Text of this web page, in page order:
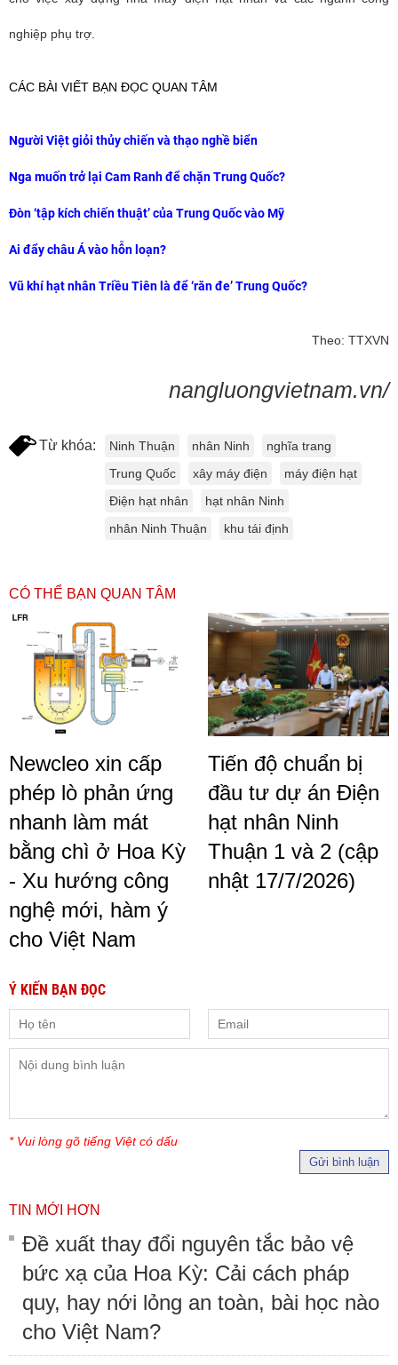
nghiệp phụ trợ.
CÁC BÀI VIẾT BẠN ĐỌC QUAN TÂM
Người Việt giỏi thủy chiến và thạo nghề biển
Nga muốn trở lại Cam Ranh để chặn Trung Quốc?
Đòn ‘tập kích chiến thuật’ của Trung Quốc vào Mỹ
Ai đẩy châu Á vào hỗn loạn?
Vũ khí hạt nhân Triều Tiên là để ‘răn đe’ Trung Quốc?
Theo: TTXVN
nangluongvietnam.vn/
Từ khóa: Ninh Thuận nhân Ninh
nghĩa trang
Trung Quốc
xây máy điện
máy điện hạt
Điện hạt nhân
hạt nhân Ninh
nhân Ninh Thuận
khu tái định
CÓ THỂ BẠN QUAN TÂM
Newcleo xin cấp
phép lò phản ứng
nhanh làm mát
bằng chì ở Hoa Kỳ
- Xu hướng công
nghệ mới, hàm ý
cho Việt Nam
Tiến độ chuẩn bị
đầu tư dự án Điện
hạt nhân Ninh
Thuận 1 và 2 (cập
nhật 17/7/2026)
Ý KIẾN BẠN ĐỌC
* Vui lòng gõ tiếng Việt có dấu
Gửi bình luận
TIN MỚI HƠN
Đề xuất thay đổi nguyên tắc bảo vệ
bức xạ của Hoa Kỳ: Cải cách pháp
quy, hay nới lỏng an toàn, bài học nào
cho Việt Nam?